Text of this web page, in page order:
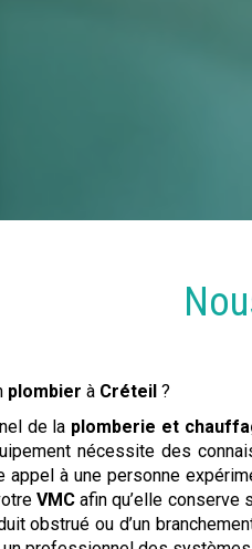
plombierà Créteil ?
de la plomberie et
nécessite des
appel à une personne
VMC afin qu’elle conserve
obstrué ou d’un